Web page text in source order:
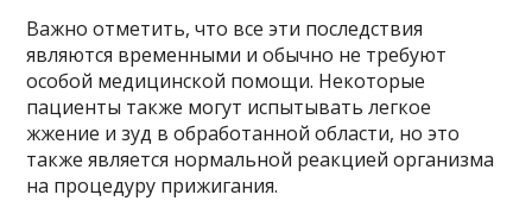
Важно отметить, что все эти последствия
являются временными и обычно не требуют
особой медицинской помощи. Некоторые
пациенты также могут испытывать легкое
жжение и зуд в обработанной области, но это
также является нормальной реакцией организма
на процедуру прижигания.